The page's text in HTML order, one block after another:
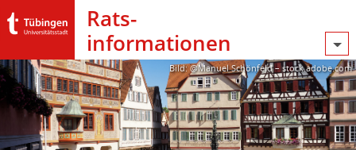
Rats­
informationen
Bild: @Manuel Schönfeld – stock.adobe.com